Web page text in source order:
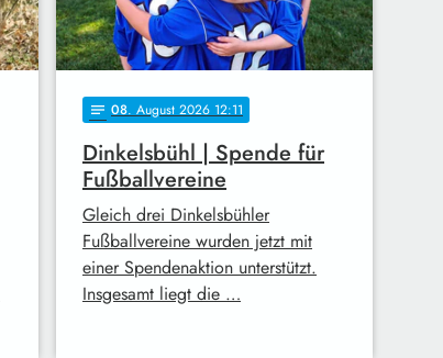
notes 08. August 2026 12:11
Dinkelsbühl | Spende für
Fußballvereine
Gleich drei Dinkelsbühler
Fußballvereine wurden jetzt mit
einer Spendenaktion unterstützt.
Insgesamt liegt die …